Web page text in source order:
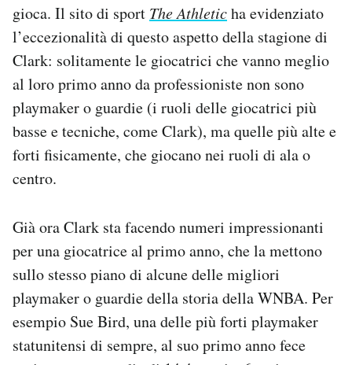
gioca. Il sito di sport The Athleticha evidenziato
l’eccezionalità di questo aspetto della stagione di
Clark: solitamente le giocatrici che vanno meglio
al loro primo anno da professioniste non sono
playmaker o guardie (i ruoli delle giocatrici più
basse e tecniche, come Clark), ma quelle più alte e
forti fisicamente, che giocano nei ruoli di ala o
centro.
Già ora Clark sta facendo numeri impressionanti
per una giocatrice al primo anno, che la mettono
sullo stesso piano di alcune delle migliori
playmaker o guardie della storia della WNBA. Per
esempio Sue Bird, una delle più forti playmaker
statunitensi di sempre, al suo primo anno fece